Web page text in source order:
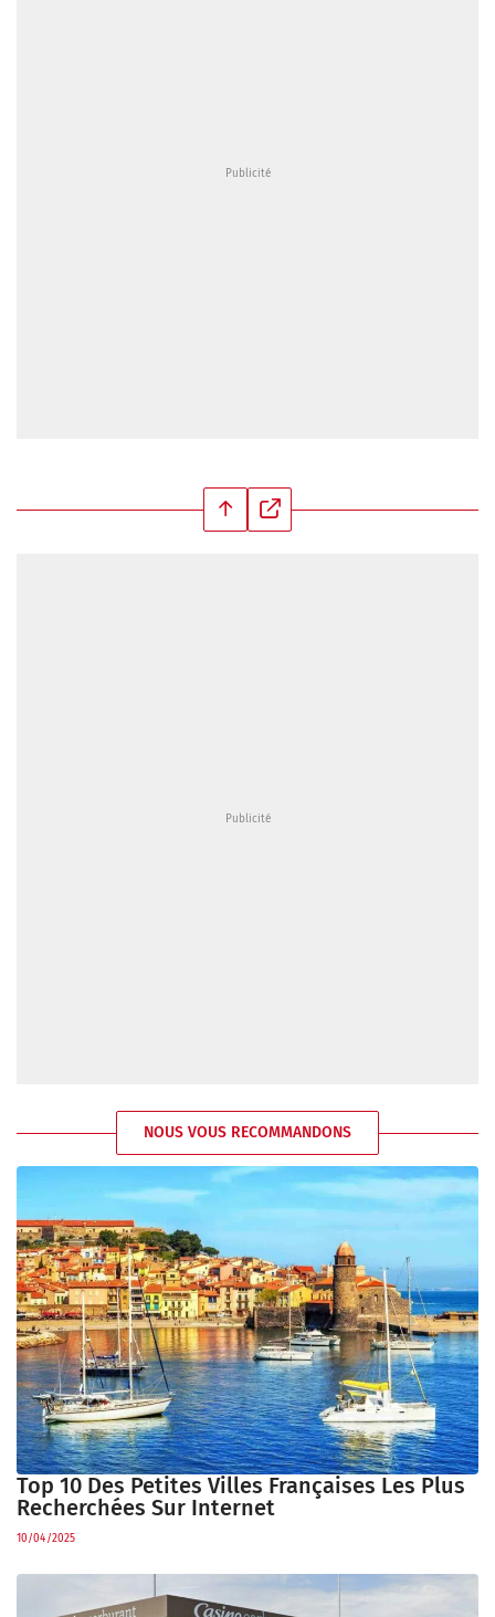
NOUS VOUS RECOMMANDONS
Top 10 Des Petites Villes Françaises Les Plus
Recherchées Sur Internet
10/04/2025